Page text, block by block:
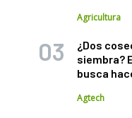
Agricultura
¿Dos
siembra?
busca
Agtech